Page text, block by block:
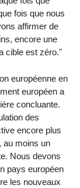
fois que nous
affirmer de
encore une
cible est zéro."
européenne en
européen a
concluante.
des
encore plus
au moins un
Nous devons
pays européen
les nouveaux